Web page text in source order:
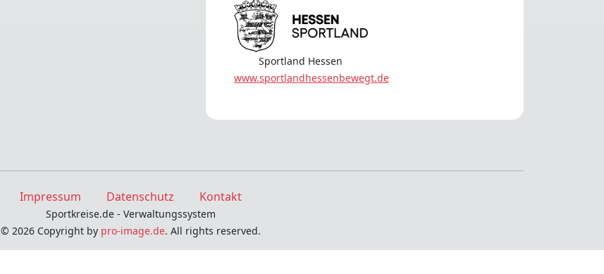
Sportland Hessen
www.sportlandhessenbewegt.de
Impressum Datenschutz Kontakt
Sportkreise.de - Verwaltungssystem
© 2026 Copyright by pro-image.de. All rights reserved.